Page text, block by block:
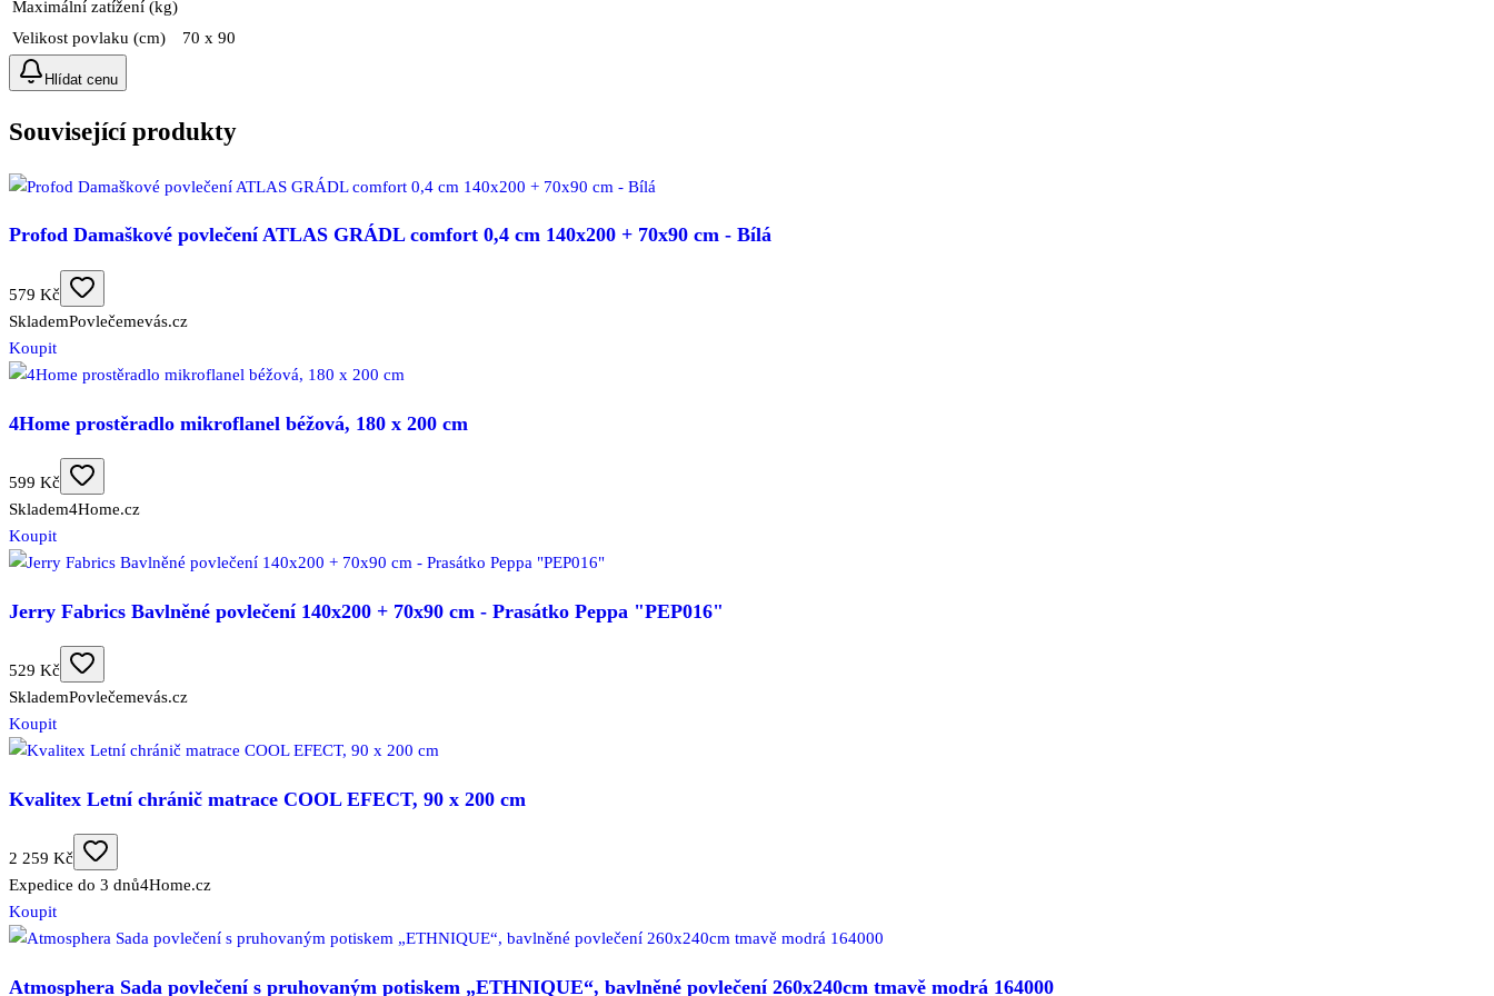
Maximální zatížení (kg)
Velikost povlaku (cm)
70 x 90
Hlídat cenu
Související produkty
Profod Damaškové povlečení ATLAS GRÁDL comfort 0,4 cm 140x200 + 70x90 cm - Bílá
579 Kč
SklademPovlečemevás.cz
Koupit
4Home prostěradlo mikroflanel béžová, 180 x 200 cm
599 Kč
Skladem4Home.cz
Koupit
Jerry Fabrics Bavlněné povlečení 140x200 + 70x90 cm - Prasátko Peppa "PEP016"
529 Kč
SklademPovlečemevás.cz
Koupit
Kvalitex Letní chránič matrace COOL EFECT, 90 x 200 cm
2 259 Kč
Expedice do 3 dnů4Home.cz
Koupit
Atmosphera Sada povlečení s pruhovaným potiskem „ETHNIQUE“, bavlněné povlečení 260x240cm tmavě modrá 164000